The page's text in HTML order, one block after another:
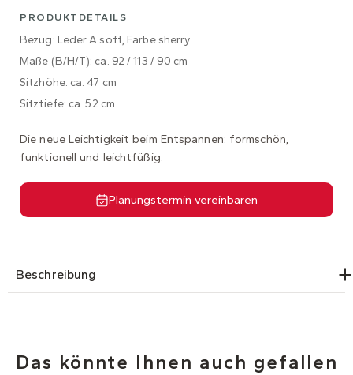
PRODUKTDETAILS
Bezug: Leder A soft, Farbe sherry
Maße (B/H/T): ca. 92 / 113 / 90 cm
Sitzhöhe: ca. 47 cm
Sitztiefe: ca. 52 cm
Die neue Leichtigkeit beim Entspannen: formschön,
funktionell und leichtfüßig.
Planungstermin vereinbaren
Beschreibung
Das könnte Ihnen auch gefallen